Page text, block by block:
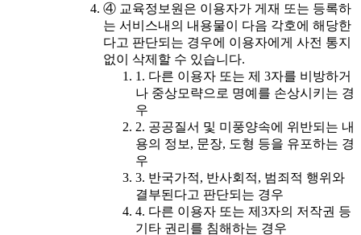
④ 교육정보원은 이용자가 게재 또는 등록하
는 서비스내의 내용물이 다음 각호에 해당한
다고 판단되는 경우에 이용자에게 사전 통지
없이 삭제할 수 있습니다.
1. 다른 이용자 또는 제 3자를 비방하거
나 중상모략으로 명예를 손상시키는 경
우
2. 공공질서 및 미풍양속에 위반되는 내
용의 정보, 문장, 도형 등을 유포하는 경
우
3. 반국가적, 반사회적, 범죄적 행위와
결부된다고 판단되는 경우
4. 다른 이용자 또는 제3자의 저작권 등
기타 권리를 침해하는 경우